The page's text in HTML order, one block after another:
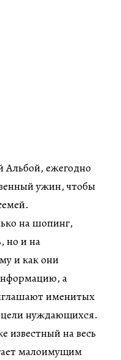
Альбой, ежегодно
ужин, чтобы
на шопинг,
но и на
и как они
а
именитых
цели нуждающихся.
известный на весь
малоимущим